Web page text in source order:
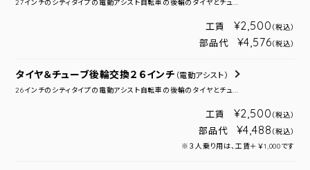
27インチのシティタイプの電動アシスト自転車の後輪のタイヤとチュ...
工賃 ¥2,500 （税込）
部品代 ¥4,576（税込）
タイヤ＆チューブ後輪交換２６インチ （電動アシスト）
26インチのシティタイプの電動アシスト自転車の後輪のタイヤとチュ...
工賃 ¥2,500 （税込）
部品代 ¥4,488 （税込）
※３人乗り用は、工賃＋￥1,000です